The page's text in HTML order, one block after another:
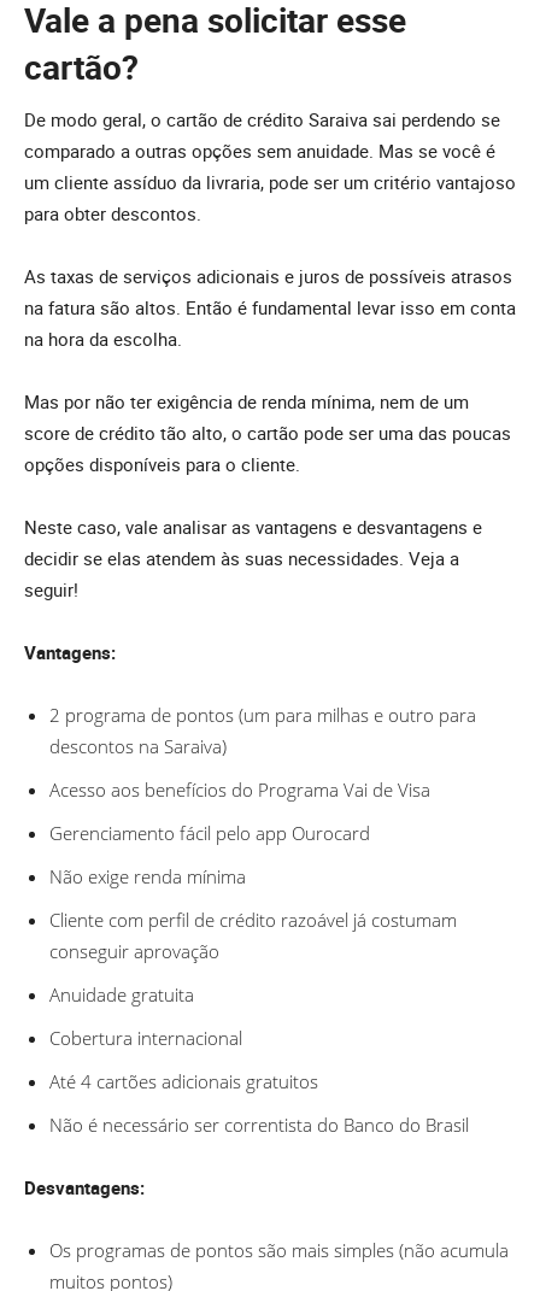
Vale a pena solicitar esse
cartão?
De modo geral, o cartão de crédito Saraiva sai perdendo se
comparado a outras opções sem anuidade. Mas se você é
um cliente assíduo da livraria, pode ser um critério vantajoso
para obter descontos.
As taxas de serviços adicionais e juros de possíveis atrasos
na fatura são altos. Então é fundamental levar isso em conta
na hora da escolha.
Mas por não ter exigência de renda mínima, nem de um
score de crédito tão alto, o cartão pode ser uma das poucas
opções disponíveis para o cliente.
Neste caso, vale analisar as vantagens e desvantagens e
decidir se elas atendem às suas necessidades. Veja a
seguir!
Vantagens:
2 programa de pontos (um para milhas e outro para
descontos na Saraiva)
Acesso aos benefícios do Programa Vai de Visa
Gerenciamento fácil pelo app Ourocard
Não exige renda mínima
Cliente com perfil de crédito razoável já costumam
conseguir aprovação
Anuidade gratuita
Cobertura internacional
Até 4 cartões adicionais gratuitos
Não é necessário ser correntista do Banco do Brasil
Desvantagens:
Os programas de pontos são mais simples (não acumula
muitos pontos)